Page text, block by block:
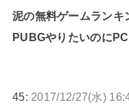
泥の無料ゲームランキ
PUBGやりたいのに
45: 2017/12/27(水)